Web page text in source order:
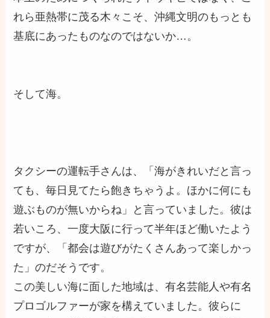
れら亜熱帯に茂る木々こそ、沖縄文明のもっとも
基底にあったものなのではないか…。
そして海。
タクシーの運転手さんは、「海がきれいだと言っ
ても、毎日見てたら飽きちゃうよ。ほかに何にも
遊ぶものが無いからね」と言っていました。彼は
若いころ、一度大阪に行って半年ほど働いたよう
ですが、「都会は遊びがたくさんあって楽しかっ
た」のだそうです。
この美しい海に面した地域は、有名芸能人や有名
プロゴルファーが家を構えていました。彼らに